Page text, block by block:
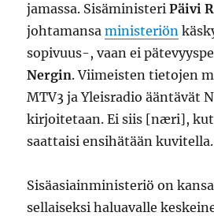
jamassa. SisäministeriPäivi
johtamansaministeriön
sopivuus-, vaan ei
Nergin. Viimeisten tietojen
MTV3 ja Yleisradio ääntävät
kirjoitetaan. Ei siis [næri],
saattaisi ensihätään kuvitella.
Sisäasiainministeriö on
sellaiseksi haluavalle